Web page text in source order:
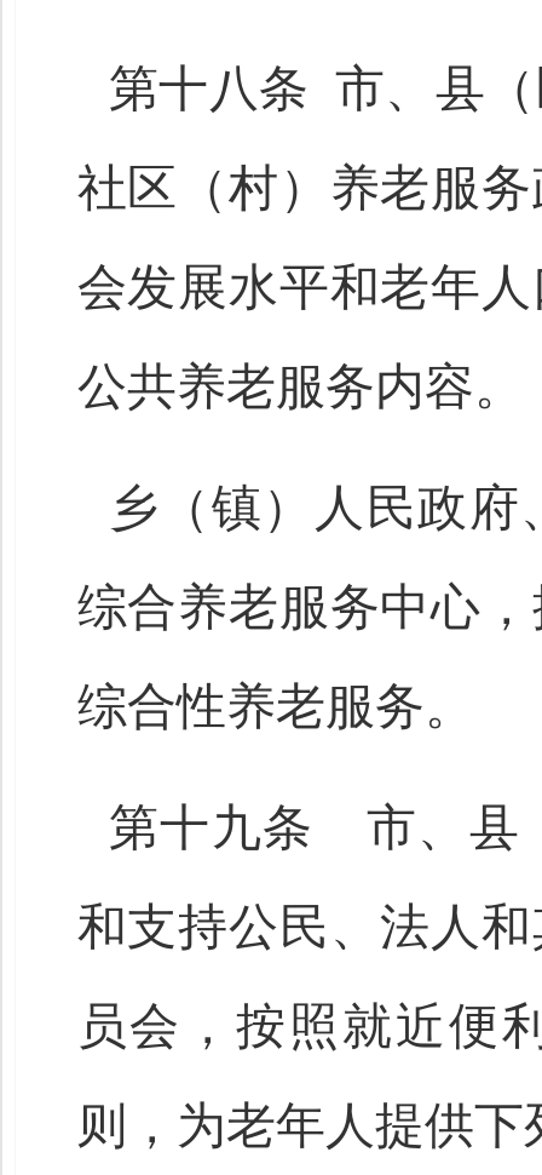
第十八条 市、县
社区（村）养老服
会发展水平和老年
公共养老服务内容。
乡（镇）人民政
综合养老服务中心
综合性养老服务。
第十九条 市、县
和支持公民、法人
员会，按照就近便
则，为老年人提供